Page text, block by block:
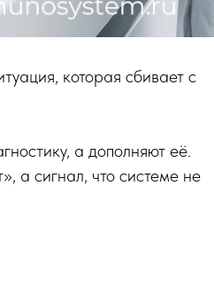
которая сбивает с
а дополняют её.
а сигнал, что системе не